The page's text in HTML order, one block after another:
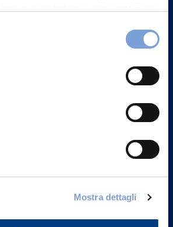
del sito nella sezione "Informativa
Mostra dettagli